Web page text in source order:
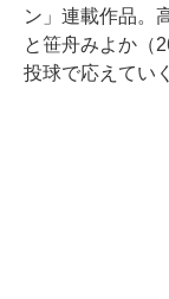
ン」連載作品。
と笹舟みよか（
投球で応えてい